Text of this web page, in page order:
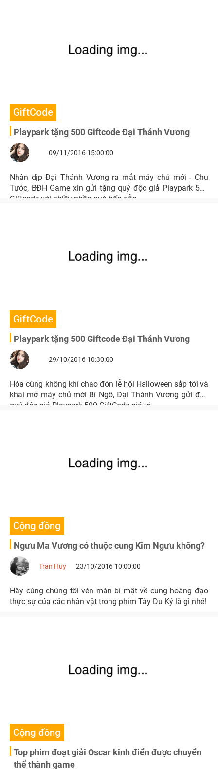
GiftCode
Playpark tặng 500 Giftcode Đại Thánh Vương
09/11/2016 15:00:00
Nhân dịp Đại Thánh Vương ra mắt máy chủ mới - Chu
Tước, BĐH Game xin gửi tặng quý độc giả Playpark 500
Giftcode với nhiều phần quà hấp dẫn.
GiftCode
Playpark tặng 500 Giftcode Đại Thánh Vương
29/10/2016 10:30:00
Hòa cùng không khí chào đón lễ hội Halloween sắp tới và
khai mở máy chủ mới Bí Ngô, Đại Thánh Vương gửi đến
quý độc giả Playpark 500 GiftCode giá trị.
Cộng đồng
Ngưu Ma Vương có thuộc cung Kim Ngưu không?
Tran Huy 23/10/2016 10:00:00
Hãy cùng chúng tôi vén màn bí mật về cung hoàng đạo
thực sự của các nhân vật trong phim Tây Du Ký là gì nhé!
Cộng đồng
Top phim đoạt giải Oscar kinh điển được chuyển
thể thành game